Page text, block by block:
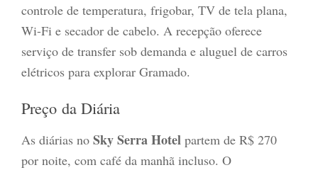
controle de temperatura, frigobar, TV de tela plana,
Wi-Fi e secador de cabelo. A recepção oferece
serviço de transfer sob demanda e aluguel de carros
elétricos para explorar Gramado.
Preço da Diária
As diárias no Sky Serra Hotel partem de R$ 270
por noite, com café da manhã incluso. O